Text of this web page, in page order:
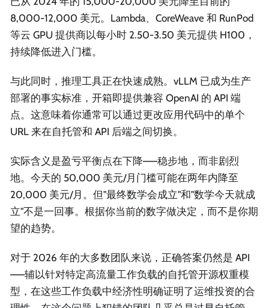
8,000-12,000 美元。Lambda、CoreWeave 和 RunPod
等云 GPU 提供商以每小时 2.50-3.50 美元提供 H100，
持续降低进入门槛。
与此同时，推理工具正在快速成熟。vLLM 已成为生产
部署的事实标准，开箱即提供兼容 OpenAI 的 API 端
点。这意味着你通常可以通过更改应用代码中的单个
URL 来在自托管和 API 后端之间切换。
实际含义是盈亏平衡点在下降——稳步地，而非剧烈
地。今天的 50,000 美元/月门槛可能在两年内降至
20,000 美元/月。但"最终数学会成立"和"数学今天就成
立"不是一回事。根据你当前的数字做决定，而不是你期
望的趋势。
对于 2026 年的大多数团队来说，正确答案仍然是 API
——辅以针对特定高流量工作负载的自托管开源权重模
型，在这些工作负载中经济性明确证明了运维投资的合